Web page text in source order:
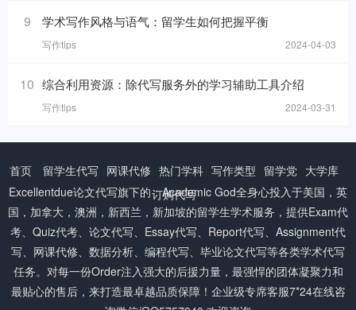
9 学术写作风格与语气：留学生如何把握平衡
写作tips 2024-04-03
10 综合利用资源：除代写服务外的学习辅助工具介绍
写作tips 2024-03-31
首页 留学生代写 网课代修 热门学科 写作类型 留学党 大学库
订购代写
Excellentdue论文代写旗下的：Academic God全身心投入于美国，英
国，加拿大，澳洲，新西兰，新加坡的留学生学术服务，提供Exam代
考、Quiz代考、论文代写、Essay代写、Report代写、Assignment代
写、网课代修、数据分析、编程代写、毕业论文代写等各类学术代写
任务。对每一份Order注入强大的后援力量，最强悍的团体凝聚力和
最贴心的售后，来打造最卓越品质保障！企业级专席客服7*24在线咨